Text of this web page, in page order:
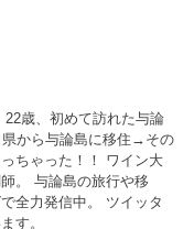
22歳、初めて訪れた与論
から与論島に移住→その
ちゃった！！ ワイン大
。 与論島の旅行や移
全力発信中。 ツイッタ
す。